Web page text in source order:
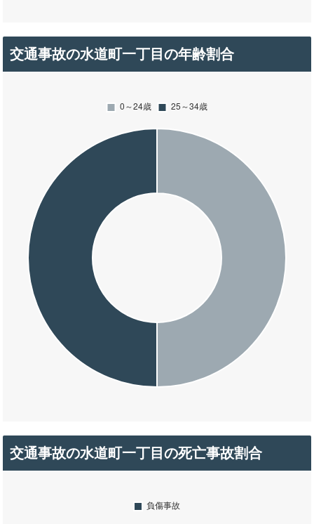
交通事故の水道町一丁目の年齢割合
交通事故の水道町一丁目の死亡事故割合